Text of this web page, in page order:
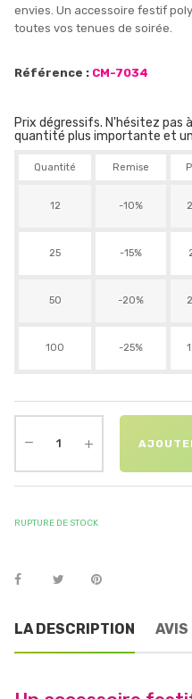
envies. Un accessoire festif
toutes vos tenues de soirée.
Référence : CM-7034
Prix dégressifs. N'hésitez pas
quantité plus importante et
Quantité Remise
12 -10%
25 -15%
50 -20%
100 -25%
RUPTURE DE STOCK
LA DESCRIPTION AVIS